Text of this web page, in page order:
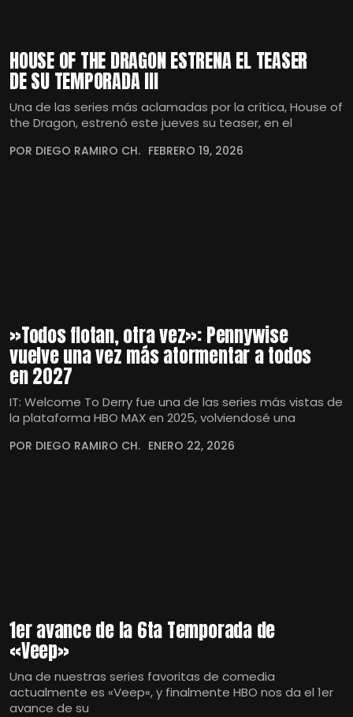
HOUSE OF THE DRAGON ESTRENA EL TEASER
DE SU TEMPORADA III
Una de las series más aclamadas por la crítica, House of
the Dragon, estrenó este jueves su teaser, en el
POR DIEGO RAMIRO CH. FEBRERO 19, 2026
»Todos flotan, otra vez»: Pennywise
vuelve una vez más atormentar a todos
en 2027
IT: Welcome To Derry fue una de las series más vistas de
la plataforma HBO MAX en 2025, volviendosé una
POR DIEGO RAMIRO CH. ENERO 22, 2026
1er avance de la 6ta Temporada de
«Veep»
Una de nuestras series favoritas de comedia
actualmente es «Veep«, y finalmente HBO nos da el 1er
avance de su